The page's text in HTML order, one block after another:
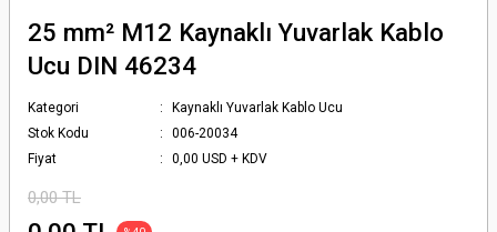
25 mm² M12 Kaynaklı Yuvarlak Kablo
Ucu DIN 46234
Kategori
Kaynaklı Yuvarlak Kablo Ucu
Stok Kodu
006-20034
Fiyat
0,00 USD + KDV
0,00 TL